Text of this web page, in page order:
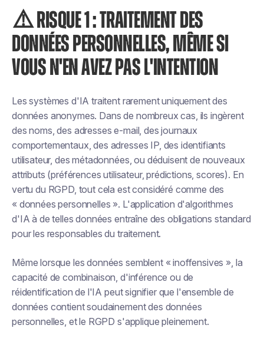
⚠️ RISQUE 1 : TRAITEMENT DES
DONNÉES PERSONNELLES, MÊME SI
VOUS N'EN AVEZ PAS L'INTENTION
Les systèmes d'IA traitent rarement uniquement des
données anonymes. Dans de nombreux cas, ils ingèrent
des noms, des adresses e-mail, des journaux
comportementaux, des adresses IP, des identifiants
utilisateur, des métadonnées, ou déduisent de nouveaux
attributs (préférences utilisateur, prédictions, scores). En
vertu du RGPD, tout cela est considéré comme des
« données personnelles ». L'application d'algorithmes
d'IA à de telles données entraîne des obligations standard
pour les responsables du traitement.
Même lorsque les données semblent « inoffensives », la
capacité de combinaison, d'inférence ou de
réidentification de l'IA peut signifier que l'ensemble de
données contient soudainement des données
personnelles, et le RGPD s'applique pleinement.